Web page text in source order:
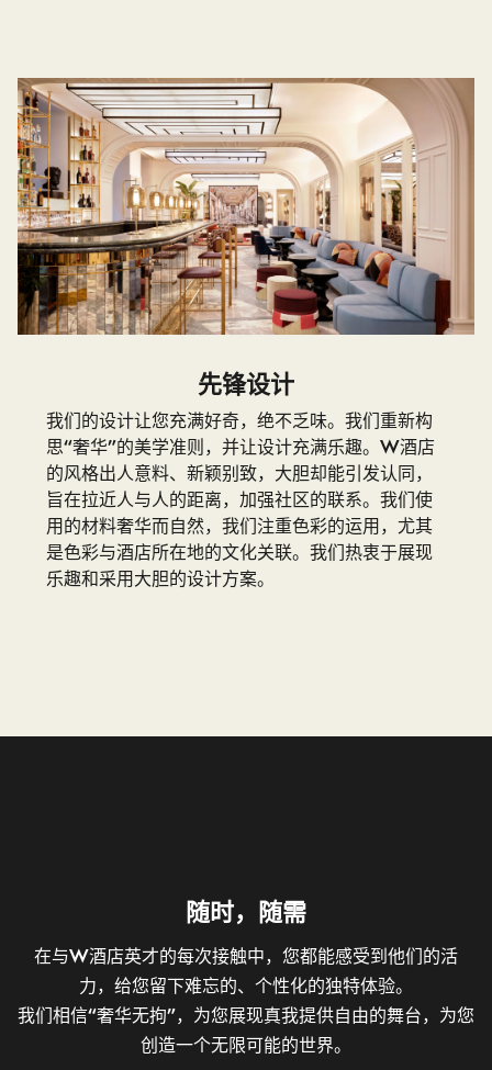
先锋设计
我们的设计让您充满好奇，绝不乏味。我们重新构
思“奢华”的美学准则，并让设计充满乐趣。W酒店
的风格出人意料、新颖别致，大胆却能引发认同，
旨在拉近人与人的距离，加强社区的联系。我们使
用的材料奢华而自然，我们注重色彩的运用，尤其
是色彩与酒店所在地的文化关联。我们热衷于展现
乐趣和采用大胆的设计方案。
随时，随需
在与W酒店英才的每次接触中，您都能感受到他们的活
力，给您留下难忘的、个性化的独特体验。
我们相信“奢华无拘”，为您展现真我提供自由的舞台，为您
创造一个无限可能的世界。